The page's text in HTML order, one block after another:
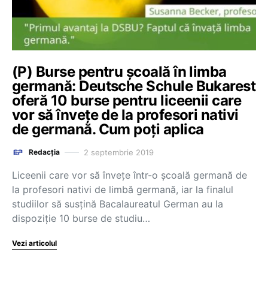
(P) Burse pentru școală în limba
germană: Deutsche Schule Bukarest
oferă 10 burse pentru liceenii care
vor să învețe de la profesori nativi
de germană. Cum poți aplica
Redacția 2 septembrie 2019
Liceenii care vor să învețe într-o școală germană de
la profesori nativi de limbă germană, iar la finalul
studiilor să susțină Bacalaureatul German au la
dispoziție 10 burse de studiu…
Vezi articolul